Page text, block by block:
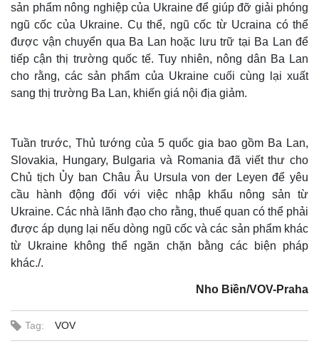
Cuộc sống đó đây
Hồ sơ
Ảnh
Infographic
sản phẩm nông nghiệp của Ukraine để giúp đỡ giải phóng
ngũ cốc của Ukraine. Cụ thể, ngũ cốc từ Ucraina có thể
được vận chuyển qua Ba Lan hoặc lưu trữ tại Ba Lan để
tiếp cận thị trường quốc tế. Tuy nhiên, nông dân Ba Lan
cho rằng, các sản phẩm của Ukraine cuối cùng lại xuất
sang thị trường Ba Lan, khiến giá nội địa giảm.
Tuần trước, Thủ tướng của 5 quốc gia bao gồm Ba Lan,
Slovakia, Hungary, Bulgaria và Romania đã viết thư cho
Chủ tịch Ủy ban Châu Âu Ursula von der Leyen để yêu
cầu hành động đối với việc nhập khẩu nông sản từ
Ukraine. Các nhà lãnh đạo cho rằng, thuế quan có thể phải
được áp dụng lại nếu dòng ngũ cốc và các sản phẩm khác
từ Ukraine không thể ngăn chặn bằng các biện pháp
khác./.
Nho Biền/VOV-Praha
Tag: VOV